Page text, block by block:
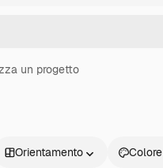
un progetto
Orientamento Colore